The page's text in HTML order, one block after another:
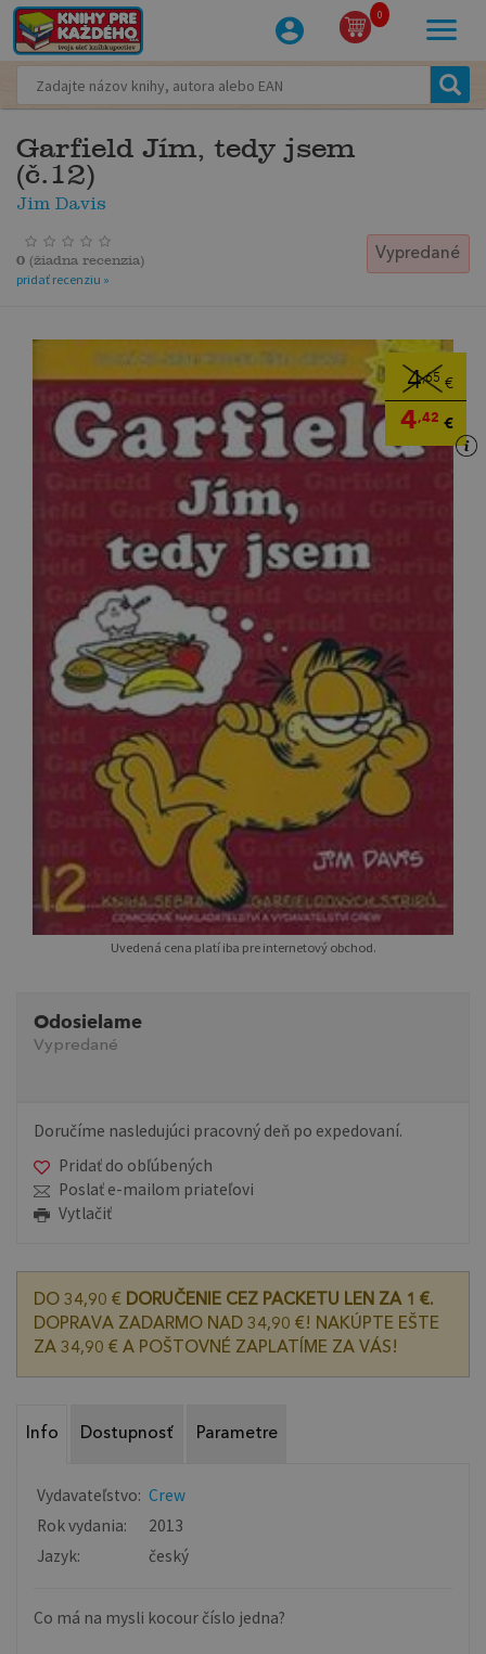
0
Garfield Jím, tedy jsem
(č.12)
Jim Davis
Vypredané
0 (žiadna recenzia)
pridať recenziu »
4,65 €
4,42 €
Uvedená cena platí iba pre internetový obchod.
Odosielame
Vypredané
Doručíme nasledujúci pracovný deň po expedovaní.
Pridať do obľúbených
Poslať e-mailom priateľovi
Vytlačiť
DO 34,90 € DORUČENIE CEZ PACKETU LEN ZA 1 €.
DOPRAVA ZADARMO NAD 34,90 €! NAKÚPTE EŠTE
ZA 34,90 € A POŠTOVNÉ ZAPLATÍME ZA VÁS!
Info Dostupnosť Parametre
Vydavateľstvo: Crew
Rok vydania:
2013
Jazyk:
český
Co má na mysli kocour číslo jedna?